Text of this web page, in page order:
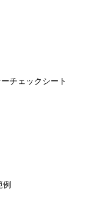
チェックシート